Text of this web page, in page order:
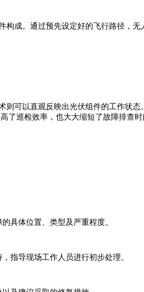
成。通过预先设定好的飞行路径，无
可以直观反映出光伏组件的工作状态
了巡检效率，也大大缩短了故障排查时
具体位置、类型及严重程度。
指导现场工作人员进行初步处理。